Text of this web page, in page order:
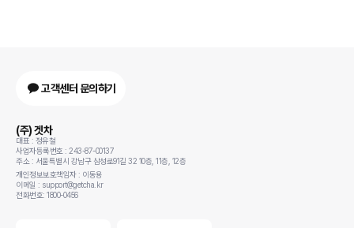
고객센터 문의하기
(주) 겟차
대표 : 정유철
사업자등록번호 : 243-87-00137
주소 : 서울특별시 강남구 삼성로91길 32 10층, 11층, 12층
개인정보보호책임자 : 이동용
이메일 : support@getcha.kr
전화번호: 1800-0456